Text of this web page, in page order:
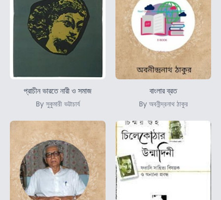
প্রাচীন ভারতে নারী ও সমাজ
By সুকুমারী ভট্টাচার্য
বাংলার ব্রত
By অবনীন্দ্রনাথ ঠাকুর